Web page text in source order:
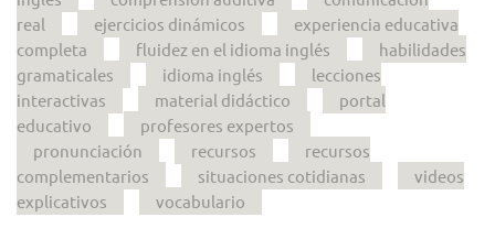
real
ejercicios dinámicos
experiencia educativa
completa
fluidez en el idioma inglés
habilidades
gramaticales
idioma inglés
lecciones
interactivas
material didáctico
portal
educativo
profesores expertos
pronunciación
recursos
recursos
complementarios
situaciones cotidianas
videos
explicativos
vocabulario